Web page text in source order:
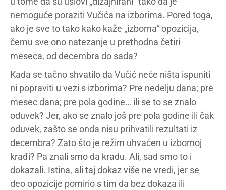
nemoguće poraziti Vučića na izborima. Pored toga,
ako je sve to tako kako kaže „izborna“ opozicija,
čemu sve ono natezanje u prethodna četiri
meseca, od decembra do sada?
Kada se tačno shvatilo da Vučić neće ništa ispuniti
ni popraviti u vezi s izborima? Pre nedelju dana; pre
mesec dana; pre pola godine… ili se to se znalo
oduvek? Jer, ako se znalo još pre pola godine ili čak
oduvek, zašto se onda nisu prihvatili rezultati iz
decembra? Zato što je režim uhvaćen u izbornoj
krađi? Pa znali smo da kradu. Ali, sad smo to i
dokazali. Istina, ali taj dokaz više ne vredi, jer se
deo opozicije pomirio s tim da bez dokaza ili